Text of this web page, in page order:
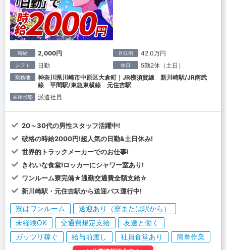
時給 2,000円 月収例 42.0万円
シフト 日勤 休日 5勤2休（土日）
勤務地
神奈川県川崎市中原区大倉町｜JR横須賀線 新川崎駅/JR南武
線 平間駅/東急東横線 元住吉駅
雇用形態 派遣社員
20～30代の男性スタッフ活躍中!
破格の時給2000円!超人気の日勤&土日休み!
世界的トラックメーカーでのお仕事!
きれいな食堂!ロッカーにシャワー室あり!
ワンルーム寮完備★通勤交通費全額支給☆
新川崎駅・元住吉駅から送迎バス運行中!
寮はワンルーム
送迎あり（寮または駅から）
未経験OK
交通費規定支給
友達と働く
ガッツリ稼ぐ
給与前渡し 社員食堂あり 簡単作業